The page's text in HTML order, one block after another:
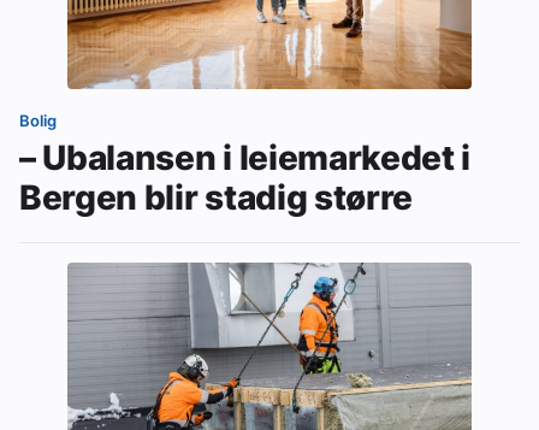
Bolig
– Ubalansen i leiemarkedet i
Bergen blir stadig større